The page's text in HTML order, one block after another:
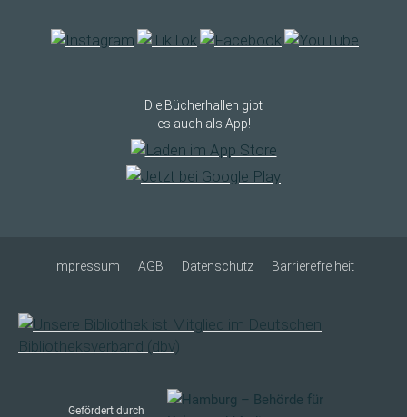
Die Bücherhallen gibt
es auch als App!
Impressum AGB Datenschutz Barrierefreiheit
Gefördert durch